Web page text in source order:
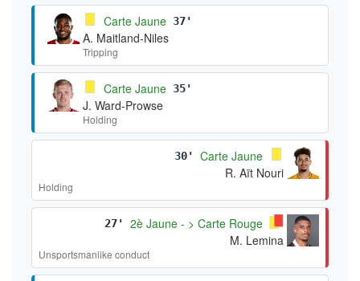
Carte Jaune 37'
A. Maitland-Niles
Tripping
Carte Jaune 35'
J. Ward-Prowse
Holding
30'
Carte Jaune
R. Aït Nouri
Holding
27'
2è Jaune - > Carte Rouge
M. Lemina
Unsportsmanlike conduct